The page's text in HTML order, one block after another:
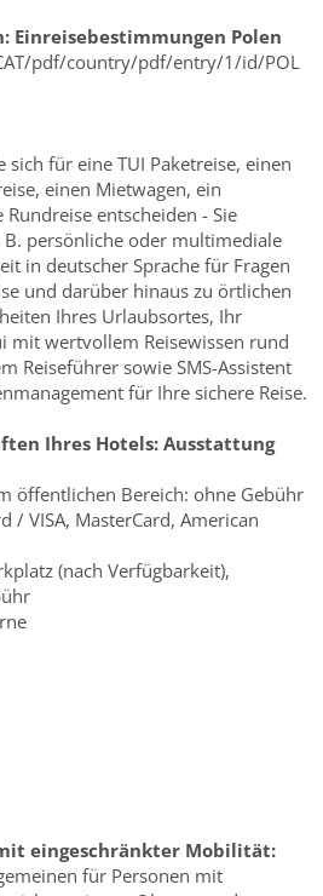
Einreisebestimmungen Polen
pdf/country/pdf/entry/1/id/POL
sich für eine TUI Paketreise, einen
einen Mietwagen, ein
entscheiden - Sie
B. persönliche oder multimediale
in deutscher Sprache für Fragen
und darüber hinaus zu örtlichen
Ihres Urlaubsortes, Ihr
mit wertvollem Reisewissen rund
Reiseführer sowie SMS-Assistent
für Ihre sichere Reise.
Ihres Hotels: Ausstattung
öffentlichen Bereich: ohne Gebühr
/ VISA, MasterCard, American
(nach Verfügbarkeit),
eingeschränkter Mobilität:
für Personen mit